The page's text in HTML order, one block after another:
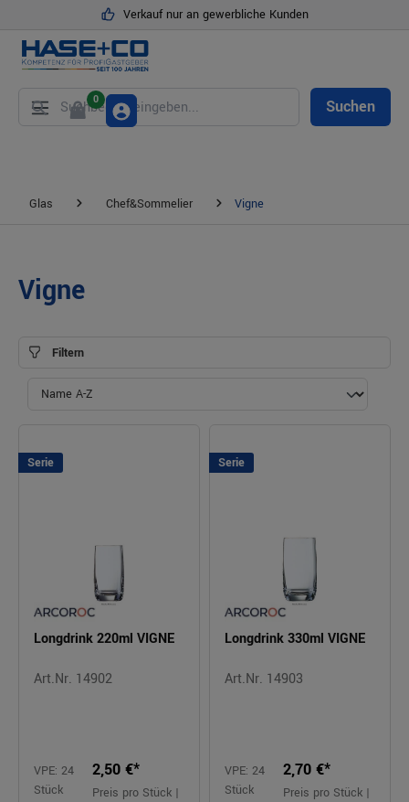
Verkauf nur an gewerbliche Kunden
Suchen
0
Glas Chef&Sommelier Vigne
Vigne
Filtern
Serie
Longdrink 220ml VIGNE
Art.Nr. 14902
VPE: 24
Stück
2,50 €*
Preis pro Stück |
Serie
Longdrink 330ml VIGNE
Art.Nr. 14903
VPE: 24
Stück
2,70 €*
Preis pro Stück |